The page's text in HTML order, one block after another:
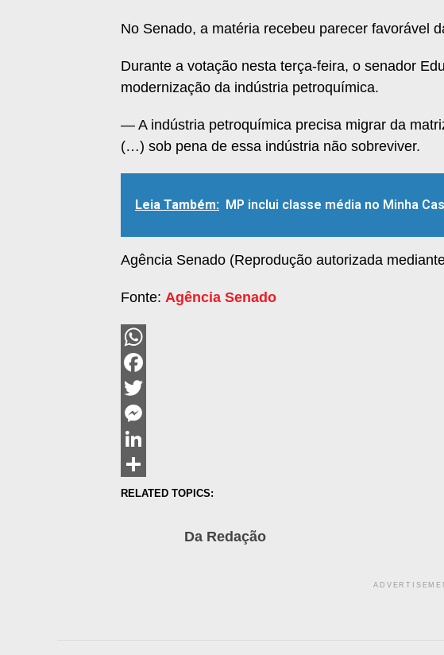
No Senado, a matéria recebeu parecer favorável
Durante a votação nesta terça-feira, o senador
modernização da indústria petroquímica.
— A indústria petroquímica precisa migrar da
(…) sob pena de essa indústria não sobreviver.
Leia Também: MP inclui classe média no Minha
Agência Senado (Reprodução autorizada
Fonte: Agência Senado
WhatsApp
Facebook
Twitter
Messenger
LinkedIn
Share
RELATED TOPICS:
Da Redação